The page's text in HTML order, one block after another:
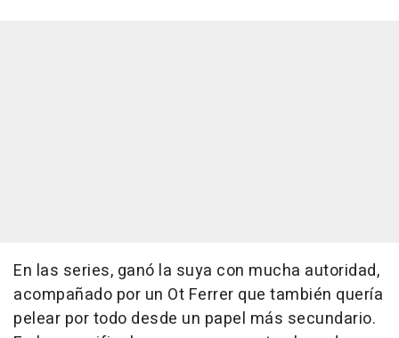
En las series, ganó la suya con mucha autoridad,
acompañado por un Ot Ferrer que también quería
pelear por todo desde un papel más secundario.